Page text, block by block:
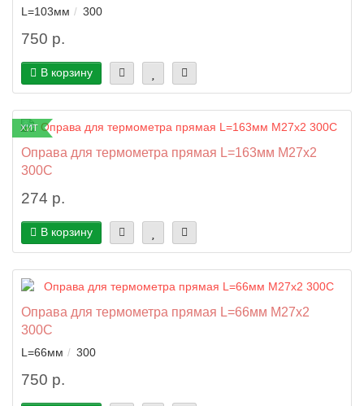
L=103мм 300
750 р.
В корзину
ХИТ
Оправа для термометра прямая L=163мм M27x2
300C
274 р.
В корзину
Оправа для термометра прямая L=66мм M27x2
300C
L=66мм 300
750 р.